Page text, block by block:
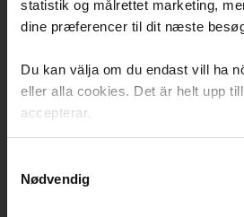
statistik og målrettet marketing,
dine præferencer til dit næste
Du kan välja om du endast vill ha
eller alla cookies. Det är helt upp
accepterar.
Nødvendig
DAFA ångspärrtejp – Grön
Kragen monteras enkelt, snabbt och